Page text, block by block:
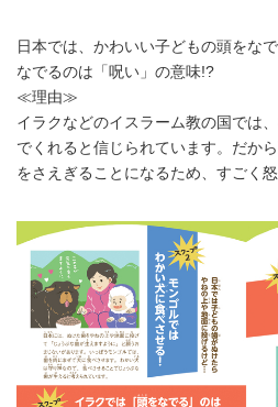
日本では、かわいい子どもの頭をな
なでるのは「呪い」の意味!?
≪理由≫
イラクなどのイスラーム教の国では
でくれると信じられています。だか
をさえぎることになるため、すごく怒